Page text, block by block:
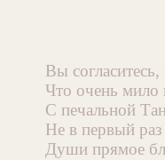
Вы
Что очень мило
С печальной
Не в первый
Души прямое